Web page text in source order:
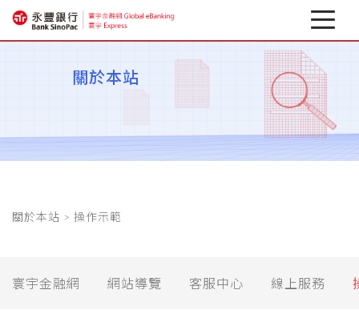
最新消息
企業行動銀行
關於本站
關於本站 > 操作示範
寰宇金融網 網站導覽 客服中心 線上服務